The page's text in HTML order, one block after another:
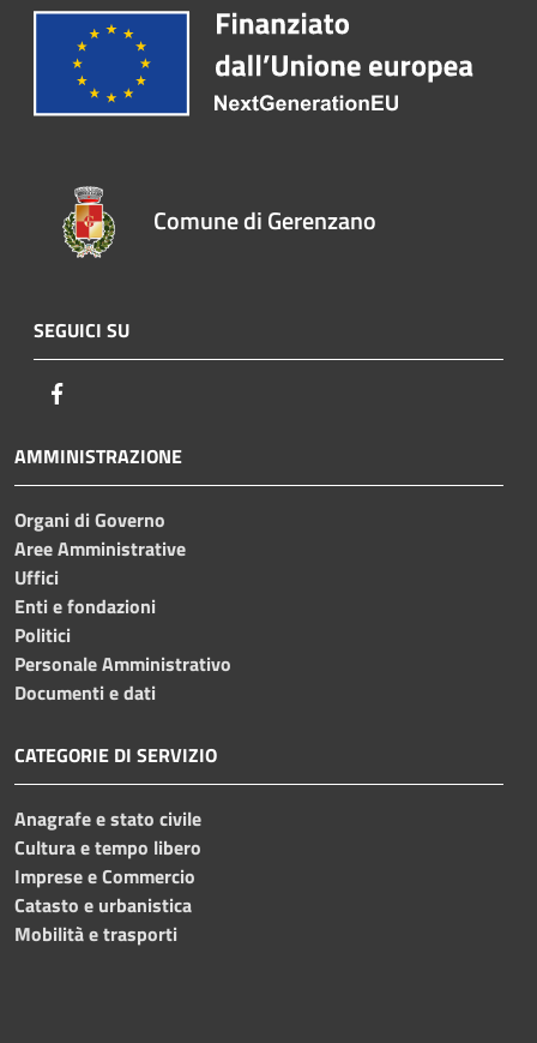
Comune di Gerenzano
SEGUICI SU
AMMINISTRAZIONE
Organi di Governo
Aree Amministrative
Uffici
Enti e fondazioni
Politici
Personale Amministrativo
Documenti e dati
CATEGORIE DI SERVIZIO
Anagrafe e stato civile
Cultura e tempo libero
Imprese e Commercio
Catasto e urbanistica
Mobilità e trasporti